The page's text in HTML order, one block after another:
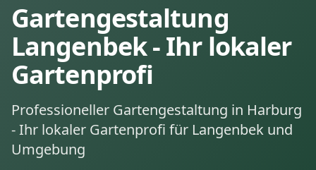
Gartengestaltung
Langenbek - Ihr lokaler
Gartenprofi
Professioneller Gartengestaltung in Harburg
- Ihr lokaler Gartenprofi für Langenbek und
Umgebung